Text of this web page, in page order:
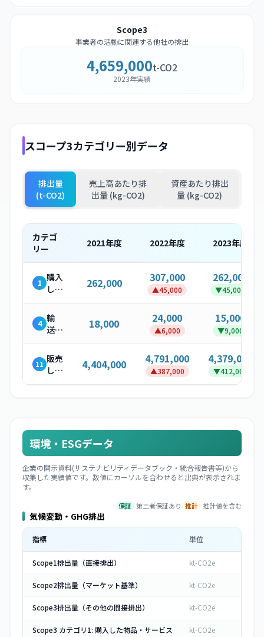
Scope3
事業者の活動に関連する他社の排出
4,659,000t-CO2
2023年実績
スコープ3カテゴリー別データ
排出量
(t-CO2)
売上高あたり排
出量 (kg-CO2)
資産あたり排出
量 (kg-CO2)
カテゴ
リー
2021年度 2022年度 2023年度
1 購入
した
製
品・
サー
ビス
262,000 307,000
▲45,000
262,000
▼45,000
4 輸
送・
配送
（上
流）
18,000 24,000
▲6,000
15,000
▼9,000
11 販売
した
製品
4,404,000 4,791,000
▲387,000
4,379,000
▼412,000
環境・ESGデータ
企業の開示資料(サステナビリティデータブック・統合報告書等)から
収集した実績値です。数値にカーソルを合わせると出典が表示されま
す。
保証 第三者保証あり 推計 推計値を含む
気候変動・GHG排出
指標 単位
Scope1排出量（直接排出） kt-CO2e
Scope2排出量（マーケット基準） kt-CO2e
Scope3排出量（その他の間接排出） kt-CO2e
Scope3 カテゴリ1: 購入した物品・サービス kt-CO2e